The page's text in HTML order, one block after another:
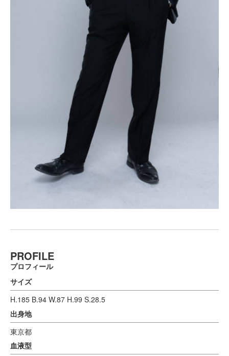
PROFILE
プロフィール
サイズ
H.185 B.94 W.87 H.99 S.28.5
出身地
東京都
血液型